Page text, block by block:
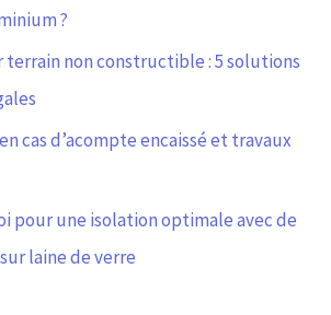
?
non constructible : 5 solutions
cas d’acompte encaissé et travaux
pour une isolation optimale avec de
laine de verre